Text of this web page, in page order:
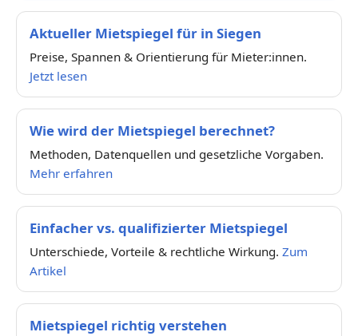
Aktueller Mietspiegel für in Siegen
Preise, Spannen & Orientierung für Mieter:innen.
Jetzt lesen
Wie wird der Mietspiegel berechnet?
Methoden, Datenquellen und gesetzliche Vorgaben.
Mehr erfahren
Einfacher vs. qualifizierter Mietspiegel
Unterschiede, Vorteile & rechtliche Wirkung. Zum
Artikel
Mietspiegel richtig verstehen